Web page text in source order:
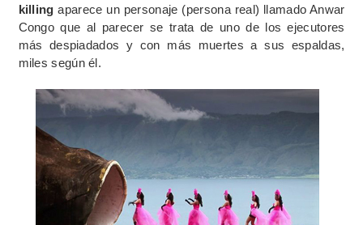
killing aparece un personaje (persona real) llamado Anwar
Congo que al parecer se trata de uno de los ejecutores
más despiadados y con más muertes a sus espaldas,
miles según él.